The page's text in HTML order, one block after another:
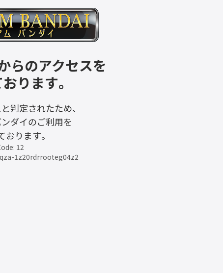
らのアクセスを
ります。
判定されたため、
ダイのご利用を
おります。
12
1z20rdrrooteg04z2